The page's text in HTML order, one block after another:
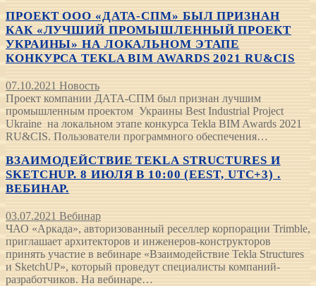
ПРОЕКТ ООО «ДАТА-СПМ» БЫЛ ПРИЗНАН
КАК «ЛУЧШИЙ ПРОМЫШЛЕННЫЙ ПРОЕКТ
УКРАИНЫ» НА ЛОКАЛЬНОМ ЭТАПЕ
КОНКУРСА TEKLA BIM AWARDS 2021 RU&CIS
07.10.2021 Новость
Проект компании ДАТА-СПМ был признан лучшим
промышленным проектом Украины Best Industrial Project
Ukraine на локальном этапе конкурса Tekla BIM Awards 2021
RU&CIS. Пользователи программного обеспечения…
ВЗАИМОДЕЙСТВИЕ TEKLA STRUCTURES И
SKETCHUP. 8 ИЮЛЯ В 10:00 (EEST, UTC+3) .
ВЕБИНАР.
03.07.2021 Вебинар
ЧАО «Аркада», авторизованный реселлер корпорации Trimble,
приглашает архитекторов и инженеров-конструкторов
принять участие в вебинаре «Взаимодействие Tekla Structures
и SketchUP», который проведут специалисты компаний-
разработчиков. На вебинаре…